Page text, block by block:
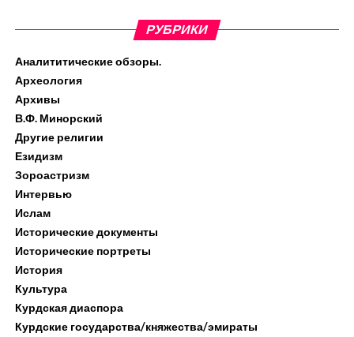
РУБРИКИ
Аналититические обзоры.
Археология
Архивы
В.Ф. Минорский
Другие религии
Езидизм
Зороастризм
Интервью
Ислам
Исторические документы
Исторические портреты
История
Культура
Курдская диаспора
Курдские государства/княжества/эмираты